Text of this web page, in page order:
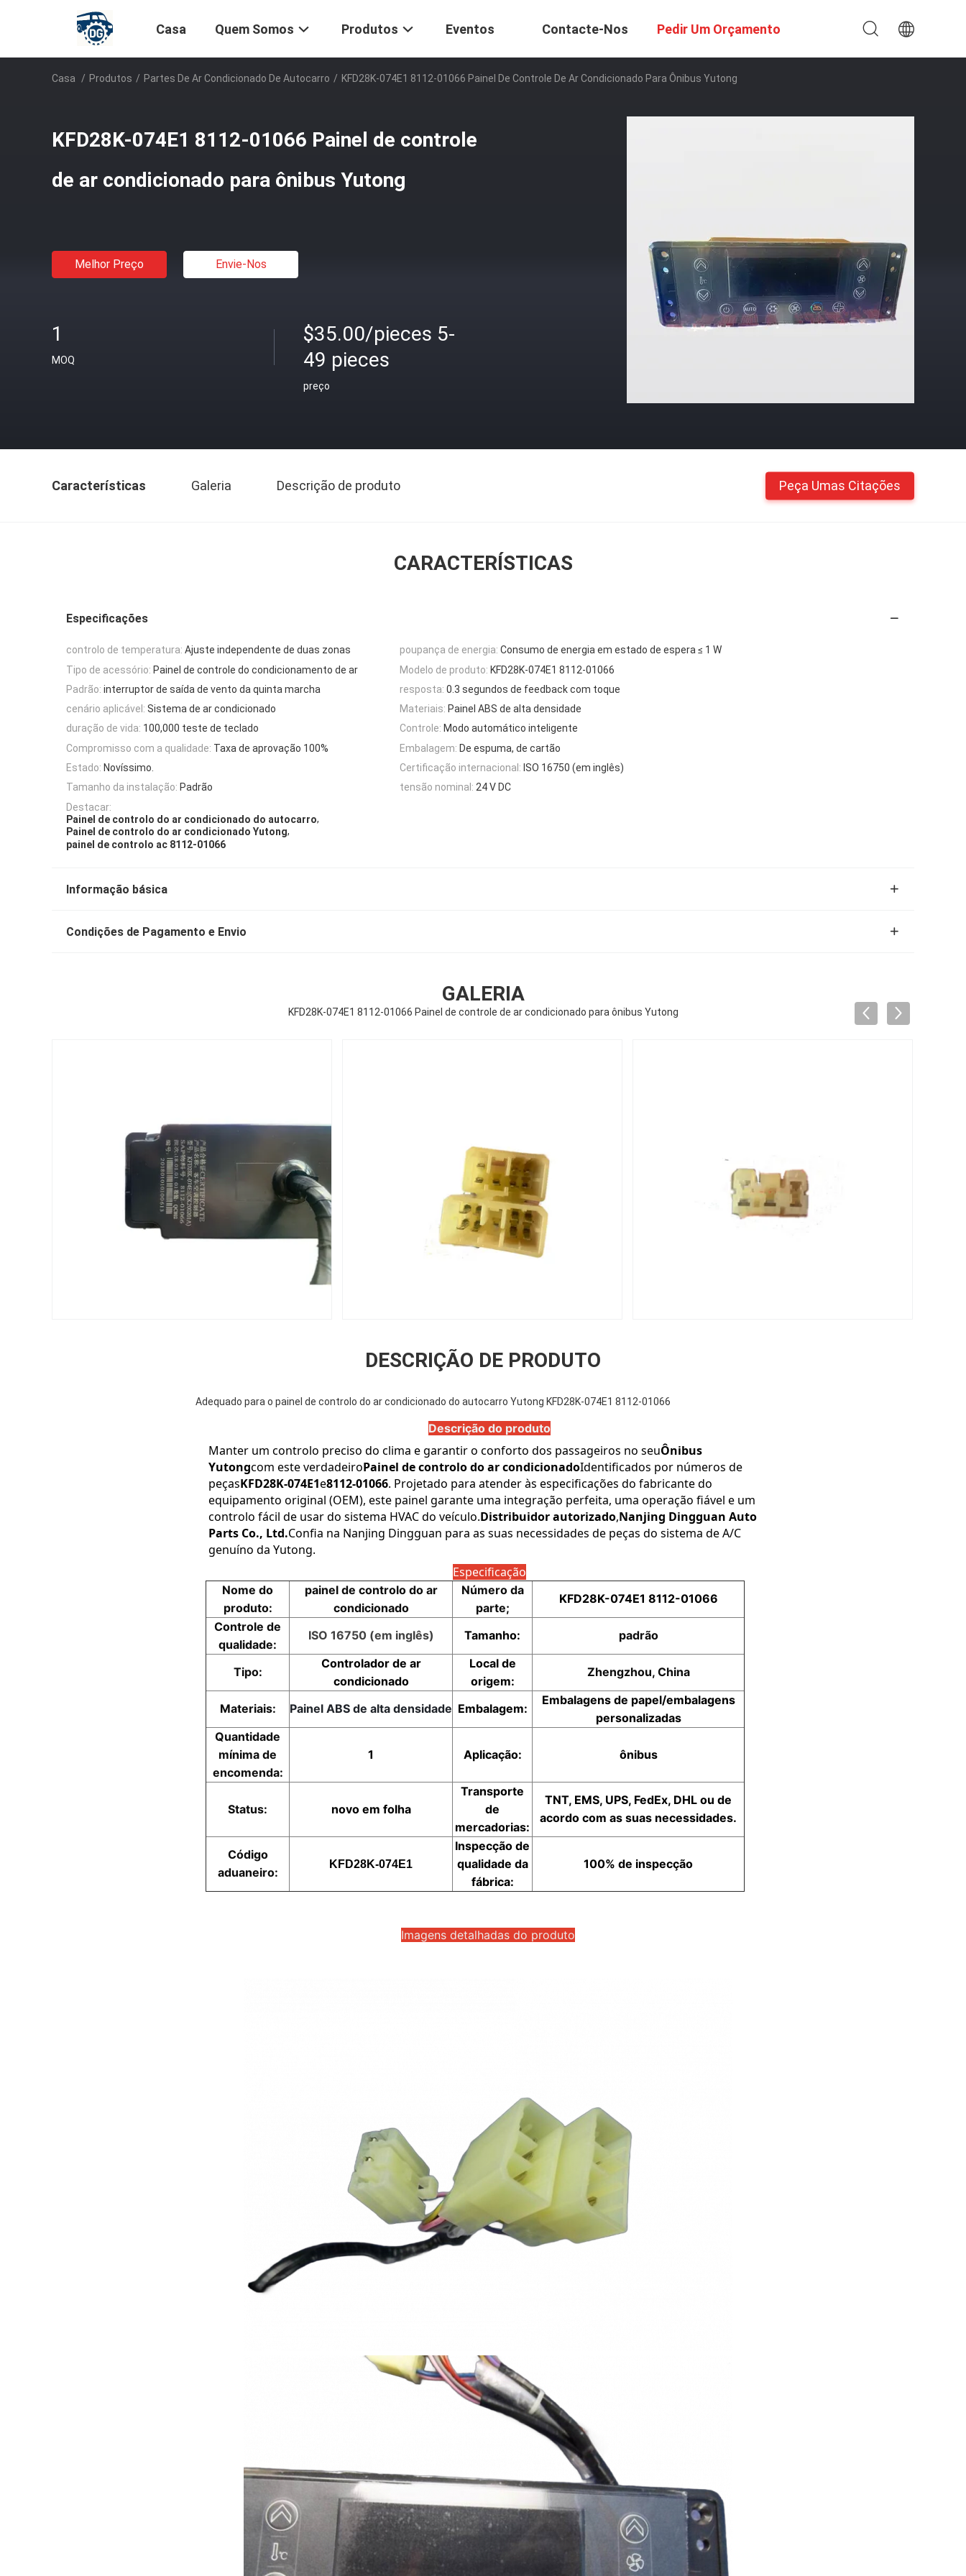
Casa Quem Somos Produtos Eventos Contacte-Nos Pedir Um Orçamento
Casa / Produtos / Partes De Ar Condicionado De Autocarro / KFD28K-074E1 8112-01066 Painel De Controle De Ar Condicionado Para Ônibus Yutong
KFD28K-074E1 8112-01066 Painel de controle
de ar condicionado para ônibus Yutong
Melhor Preço Envie-Nos
1
MOQ
$35.00/pieces 5-
49 pieces
preço
Características Galeria Descrição de produto Peça Umas Citações
CARACTERÍSTICAS
Especificações
controlo de temperatura: Ajuste independente de duas zonas poupança de energia: Consumo de energia em estado de espera ≤ 1 W
Tipo de acessório: Painel de controle do condicionamento de ar Modelo de produto: KFD28K-074E1 8112-01066
Padrão: interruptor de saída de vento da quinta marcha resposta: 0.3 segundos de feedback com toque
cenário aplicável: Sistema de ar condicionado Materiais: Painel ABS de alta densidade
duração de vida: 100,000 teste de teclado Controle: Modo automático inteligente
Compromisso com a qualidade: Taxa de aprovação 100% Embalagem: De espuma, de cartão
Estado: Novíssimo. Certificação internacional: ISO 16750 (em inglês)
Tamanho da instalação: Padrão tensão nominal: 24 V DC
Destacar:
Painel de controlo do ar condicionado do autocarro,
Painel de controlo do ar condicionado Yutong,
painel de controlo ac 8112-01066
Informação básica
Condições de Pagamento e Envio
GALERIA
KFD28K-074E1 8112-01066 Painel de controle de ar condicionado para ônibus Yutong
DESCRIÇÃO DE PRODUTO
Adequado para o painel de controlo do ar condicionado do autocarro Yutong KFD28K-074E1 8112-01066
Descrição do produto
Manter um controlo preciso do clima e garantir o conforto dos passageiros no seuÔnibus
Yutongcom este verdadeiroPainel de controlo do ar condicionadoIdentificados por números de
peçasKFD28K-074E1e8112-01066. Projetado para atender às especificações do fabricante do
equipamento original (OEM), este painel garante uma integração perfeita, uma operação fiável e um
controlo fácil de usar do sistema HVAC do veículo.Distribuidor autorizado,Nanjing Dingguan Auto
Parts Co., Ltd.Confia na Nanjing Dingguan para as suas necessidades de peças do sistema de A/C
genuíno da Yutong.
Especificação
Nome do
produto:
painel de controlo do ar
condicionado
Número da
parte;
KFD28K-074E1 8112-01066
Controle de
qualidade:
ISO 16750 (em inglês) Tamanho: padrão
Tipo:
Controlador de ar
condicionado
Local de
origem:
Zhengzhou, China
Materiais: Painel ABS de alta densidade Embalagem:
Embalagens de papel/embalagens
personalizadas
Quantidade
mínima de
encomenda:
1 Aplicação: ônibus
Status: novo em folha
Transporte
de
mercadorias:
TNT, EMS, UPS, FedEx, DHL ou de
acordo com as suas necessidades.
Código
aduaneiro:
KFD28K-074E1
Inspecção de
qualidade da
fábrica:
100% de inspecção
Imagens detalhadas do produto